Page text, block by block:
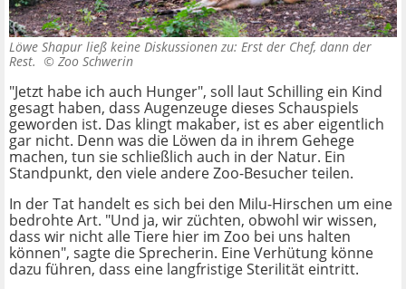
Löwe Shapur ließ keine Diskussionen zu: Erst der Chef, dann der
Rest. © Zoo Schwerin
"Jetzt habe ich auch Hunger", soll laut Schilling ein Kind
gesagt haben, dass Augenzeuge dieses Schauspiels
geworden ist. Das klingt makaber, ist es aber eigentlich
gar nicht. Denn was die Löwen da in ihrem Gehege
machen, tun sie schließlich auch in der Natur. Ein
Standpunkt, den viele andere Zoo-Besucher teilen.
In der Tat handelt es sich bei den Milu-Hirschen um eine
bedrohte Art. "Und ja, wir züchten, obwohl wir wissen,
dass wir nicht alle Tiere hier im Zoo bei uns halten
können", sagte die Sprecherin. Eine Verhütung könne
dazu führen, dass eine langfristige Sterilität eintritt.